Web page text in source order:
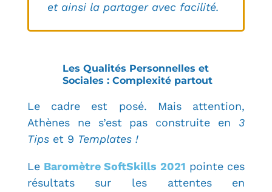
et ainsi la partager avec facilité.
Les Qualités Personnelles et
Sociales : Complexité partout
Le cadre est posé. Mais attention,
Athènes ne s’est pas construite en 3
Tips et 9 Templates !
Le Baromètre SoftSkills 2021 pointe ces
résultats sur les attentes en